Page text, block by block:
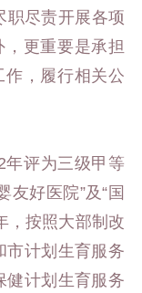
职尽责开展各项
更重要是承担
，履行相关公
年评为三级甲等
友好医院”及“国
，按照大部制改
市计划生育服务
健计划生育服务